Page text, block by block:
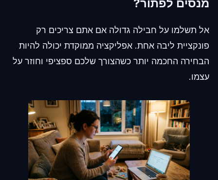
מנסים לפתור?
אל תשלמו על חבילה גדולה אם אתם צריכים רק
פונקציית ליבה אחת. אפליקציה ממוקדת יכולה להיות
הבחירה החכמה יותר כשהצורך שלכם ספציפי וחוזר על
עצמו.